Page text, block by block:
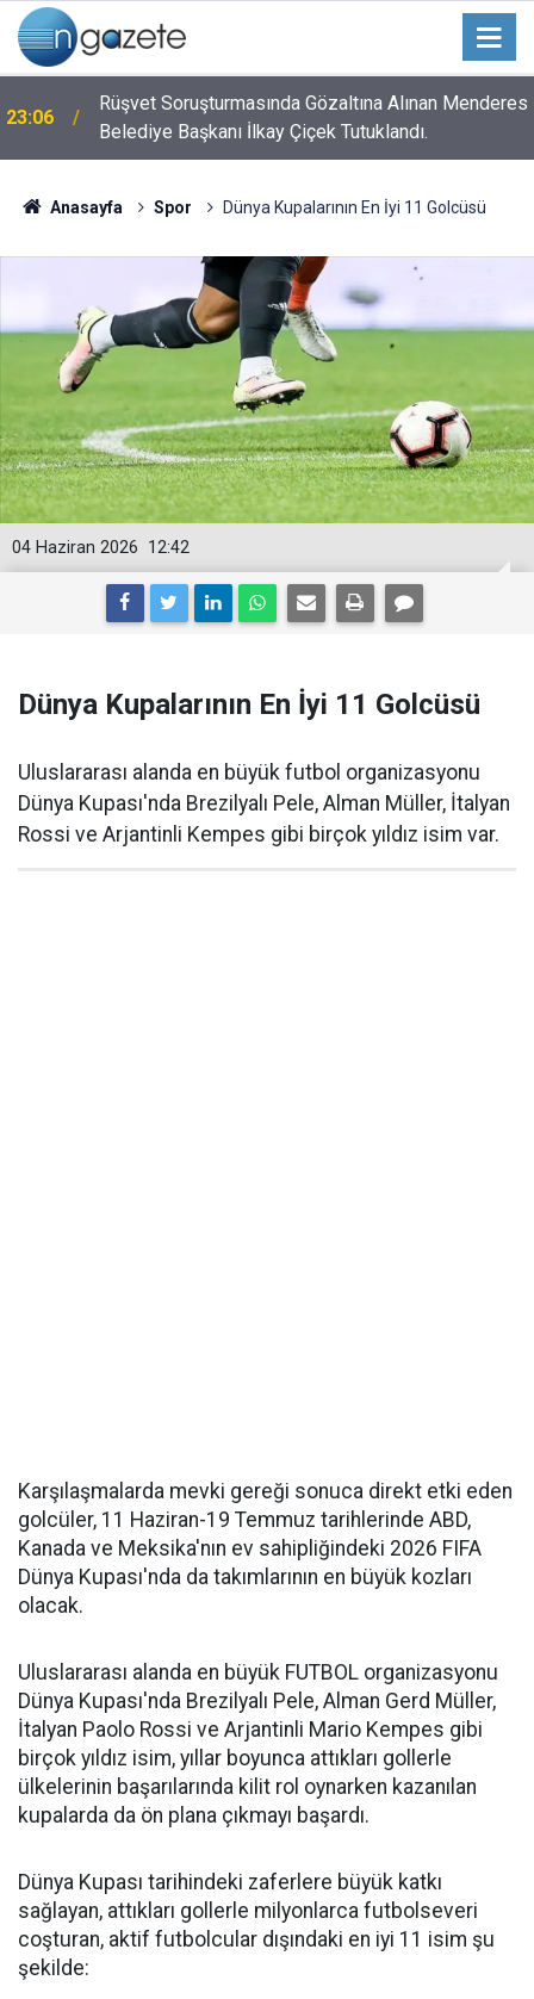
23:06
Rüşvet Soruşturmasında Gözaltına Alınan Menderes
Belediye Başkanı İlkay Çiçek Tutuklandı.
Anasayfa Spor Dünya Kupalarının En İyi 11 Golcüsü
12:42
04 Haziran 2026
Dünya Kupalarının En İyi 11 Golcüsü
Uluslararası alanda en büyük futbol organizasyonu
Dünya Kupası'nda Brezilyalı Pele, Alman Müller, İtalyan
Rossi ve Arjantinli Kempes gibi birçok yıldız isim var.
Karşılaşmalarda mevki gereği sonuca direkt etki eden
golcüler, 11 Haziran-19 Temmuz tarihlerinde ABD,
Kanada ve Meksika'nın ev sahipliğindeki 2026 FIFA
Dünya Kupası'nda da takımlarının en büyük kozları
olacak.
Uluslararası alanda en büyük FUTBOL organizasyonu
Dünya Kupası'nda Brezilyalı Pele, Alman Gerd Müller,
İtalyan Paolo Rossi ve Arjantinli Mario Kempes gibi
birçok yıldız isim, yıllar boyunca attıkları gollerle
ülkelerinin başarılarında kilit rol oynarken kazanılan
kupalarda da ön plana çıkmayı başardı.
Dünya Kupası tarihindeki zaferlere büyük katkı
sağlayan, attıkları gollerle milyonlarca futbolseveri
coşturan, aktif futbolcular dışındaki en iyi 11 isim şu
şekilde: